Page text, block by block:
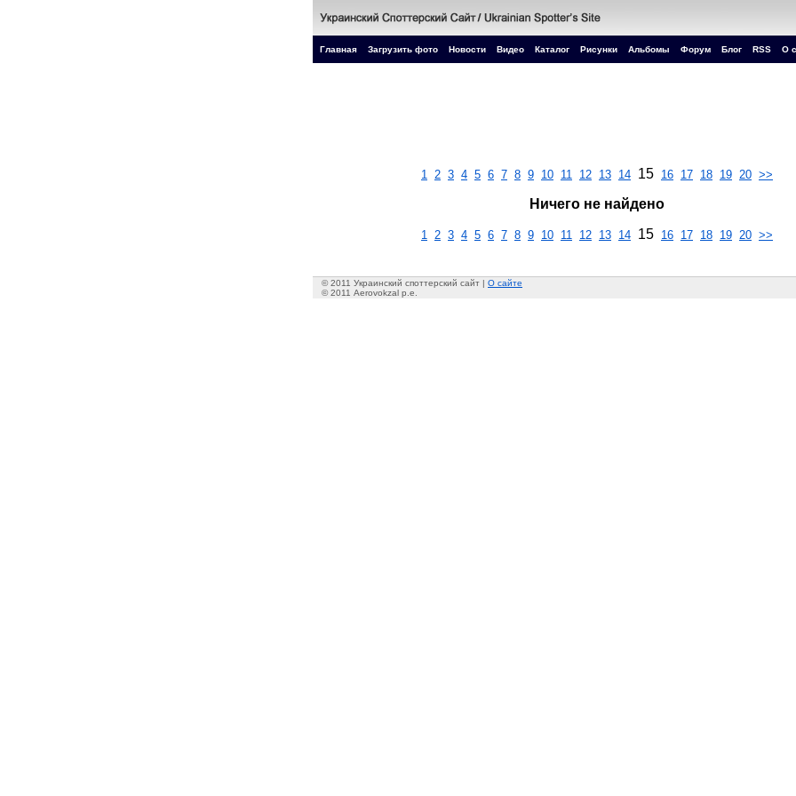
Главная Загрузить фото Новости Видео Каталог Рисунки Альбомы Форум Блог RSS О
1 2 3 4 5 6 7 8 9 10 11 12 13 14 15 16 17 18 19 20 >>
Ничего не найдено
1 2 3 4 5 6 7 8 9 10 11 12 13 14 15 16 17 18 19 20 >>
© 2011 Украинский споттерский сайт | О сайте
© 2011 Aerovokzal p.e.